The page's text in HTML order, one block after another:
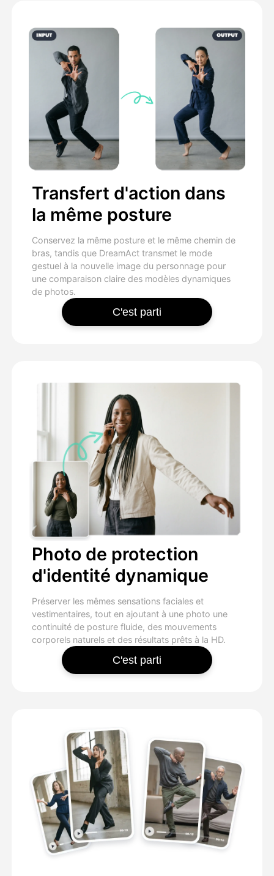
Transfert d'action dans
la même posture
Conservez la même posture et le même chemin de
bras, tandis que DreamAct transmet le mode
gestuel à la nouvelle image du personnage pour
une comparaison claire des modèles dynamiques
de photos.
C'est parti
Photo de protection
d'identité dynamique
Préserver les mêmes sensations faciales et
vestimentaires, tout en ajoutant à une photo une
continuité de posture fluide, des mouvements
corporels naturels et des résultats prêts à la HD.
C'est parti